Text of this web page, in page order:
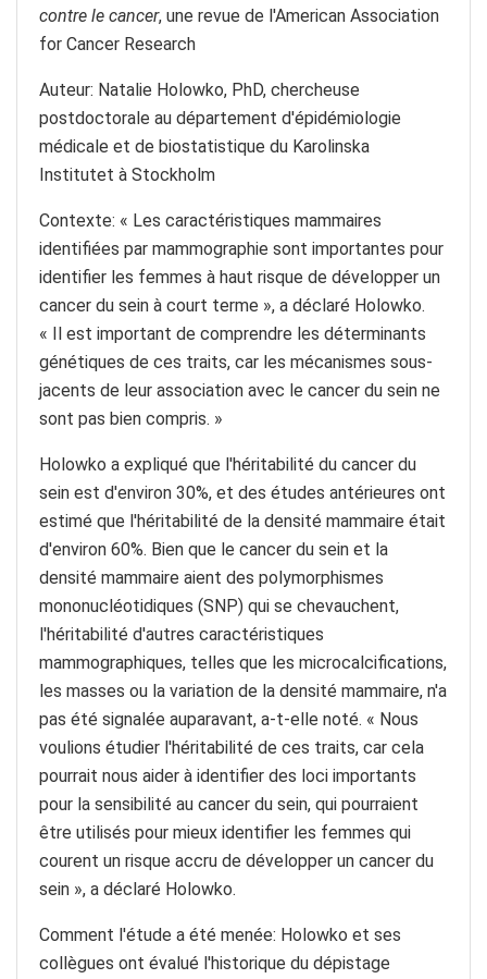
contre le cancer, une revue de l'American Association
for Cancer Research
Auteur: Natalie Holowko, PhD, chercheuse
postdoctorale au département d'épidémiologie
médicale et de biostatistique du Karolinska
Institutet à Stockholm
Contexte: « Les caractéristiques mammaires
identifiées par mammographie sont importantes pour
identifier les femmes à haut risque de développer un
cancer du sein à court terme », a déclaré Holowko.
« Il est important de comprendre les déterminants
génétiques de ces traits, car les mécanismes sous-
jacents de leur association avec le cancer du sein ne
sont pas bien compris. »
Holowko a expliqué que l'héritabilité du cancer du
sein est d'environ 30%, et des études antérieures ont
estimé que l'héritabilité de la densité mammaire était
d'environ 60%. Bien que le cancer du sein et la
densité mammaire aient des polymorphismes
mononucléotidiques (SNP) qui se chevauchent,
l'héritabilité d'autres caractéristiques
mammographiques, telles que les microcalcifications,
les masses ou la variation de la densité mammaire, n'a
pas été signalée auparavant, a-t-elle noté. « Nous
voulions étudier l'héritabilité de ces traits, car cela
pourrait nous aider à identifier des loci importants
pour la sensibilité au cancer du sein, qui pourraient
être utilisés pour mieux identifier les femmes qui
courent un risque accru de développer un cancer du
sein », a déclaré Holowko.
Comment l'étude a été menée: Holowko et ses
collègues ont évalué l'historique du dépistage